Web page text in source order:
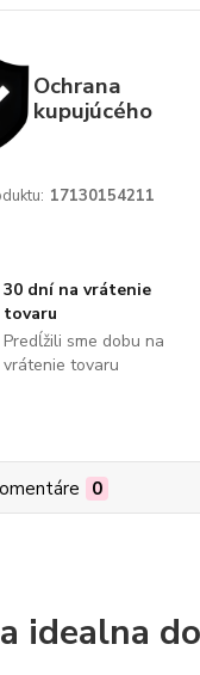
Ochrana
kupujúcého
17130154211
30 dní na vrátenie
tovaru
Predĺžili sme dobu na
vrátenie tovaru
0
idealna